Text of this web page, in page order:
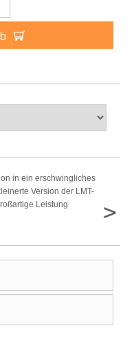
in ein erschwingliches
Version der LMT-
Leistung
>